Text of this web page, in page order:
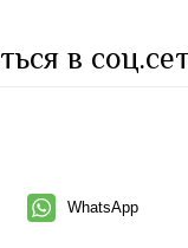
в
WhatsApp